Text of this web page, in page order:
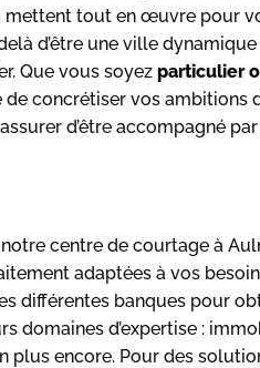
mettent tout en œuvre pour
d’être une ville
Que vous soyez particulier
concrétiser vos
d’être accompagné
notre centre de courtage à
adaptées à vos
différentes banques pour
domaines d’expertise :
plus encore. Pour des